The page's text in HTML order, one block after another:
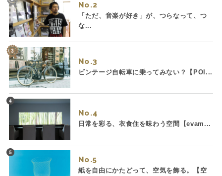
No.
「ただ、音楽が好き」が、つらなって、つ
な...
No.
ビンテージ自転車に乗ってみない？【POI...
No.
日常を彩る、衣食住を味わう空間【evam...
No.
紙を自由にかたどって、空気を飾る。【空